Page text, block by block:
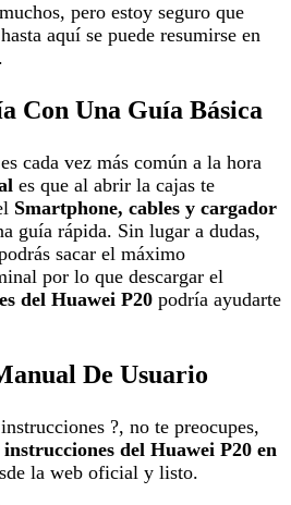
pero estoy seguro que
aquí se puede resumirse en
Con Una Guía Básica
cada vez más común a la hora
es que al abrir la cajas te
Smartphone, cables y cargador
guía rápida. Sin lugar a dudas,
sacar el máximo
por lo que descargar el
del Huawei P20 podría ayudarte
De Usuario
?, no te preocupes,
del Huawei P20 en
la web oficial y listo.